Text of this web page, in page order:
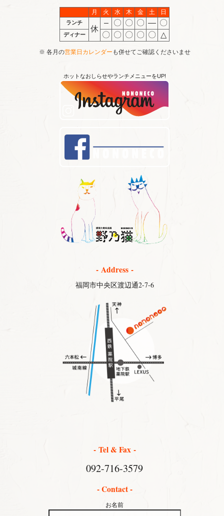
月 火 水 木 金 土 日
ランチ
休
– 〇 〇 〇 ― 〇
ディナー 〇 〇 〇 〇 〇 △
※ 各月の営業日カレンダー も併せてご確認くださいませ
ホットなおしらせやランチメニューをUP!
- Address -
福岡市中央区渡辺通2-7-6
- Tel & Fax -
092-716-3579
- Contact -
お名前